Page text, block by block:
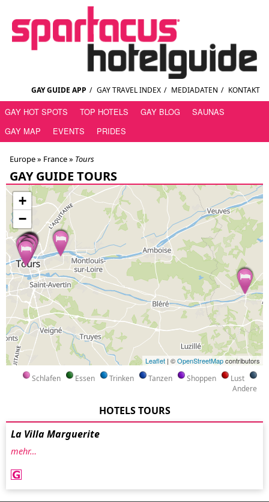
GAY GUIDE APP / GAY TRAVEL INDEX / MEDIADATEN / KONTAKT
GAY HOT SPOTS TOP HOTELS GAY BLOG
SAUNAS
GAY MAP
EVENTS PRIDES
Europe » France» Tours
GAY GUIDE TOURS
+
−
Leaflet | ©OpenStreetMapcontributors
Schlafen Essen Trinken Tanzen Shoppen
Lust
Andere
HOTELS TOURS
La Villa Marguerite
mehr…